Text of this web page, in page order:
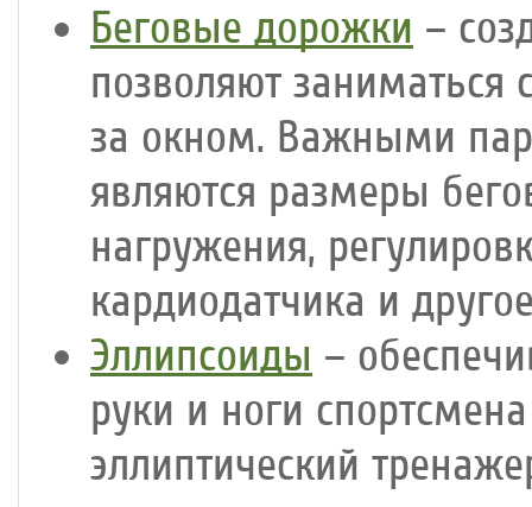
Беговые дорожки –
позволяют
за окном. Важными
являются размеры
нагружения,
кардиодатчика и
Эллипсоиды –
руки и ноги
эллиптический